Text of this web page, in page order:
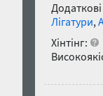
Лігатури,
Хінтінг: